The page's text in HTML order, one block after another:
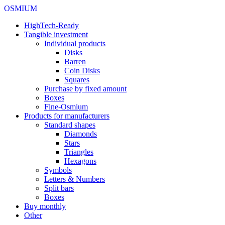
OSMIUM
HighTech-Ready
Tangible investment
Individual products
Disks
Barren
Coin Disks
Squares
Purchase by fixed amount
Boxes
Fine-Osmium
Products for manufacturers
Standard shapes
Diamonds
Stars
Triangles
Hexagons
Symbols
Letters & Numbers
Split bars
Boxes
Buy monthly
Other